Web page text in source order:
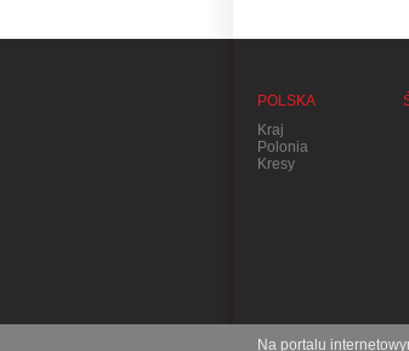
POLSKA
Kraj
Polonia
Kresy
Na portalu